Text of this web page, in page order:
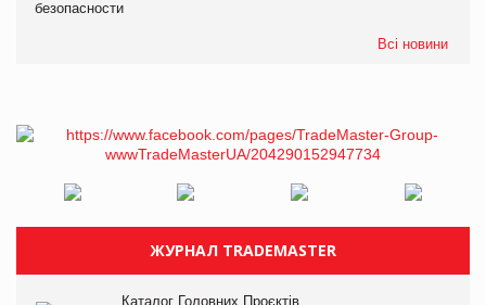
безопасности
Всі новини
ЖУРНАЛ TRADEMASTER
Каталог Головних Проєктів